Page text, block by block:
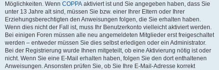
Möglichkeiten. Wenn COPPA aktiviert ist und Sie angegeben haben, dass Sie
unter 13 Jahre alt sind, müssen Sie bzw. einer Ihrer Eltern oder Ihrer
Erziehungsberechtigten den Anweisungen folgen, die Sie erhalten haben.
Wenn dies nicht der Fall ist, muss Ihr Benutzerkonto vielleicht aktiviert werden.
Bei einigen Foren müssen alle neu angemeldeten Mitglieder erst freigeschaltet
werden – entweder müssen Sie dies selbst erledigen oder ein Administrator.
Bei der Registrierung wurde Ihnen mitgeteilt, ob eine Aktivierung nötig ist oder
nicht. Wenn Sie eine E-Mail erhalten haben, folgen Sie den dort enthaltenen
Anweisungen. Ansonsten prüfen Sie, ob Sie Ihre E-Mail-Adresse korrekt